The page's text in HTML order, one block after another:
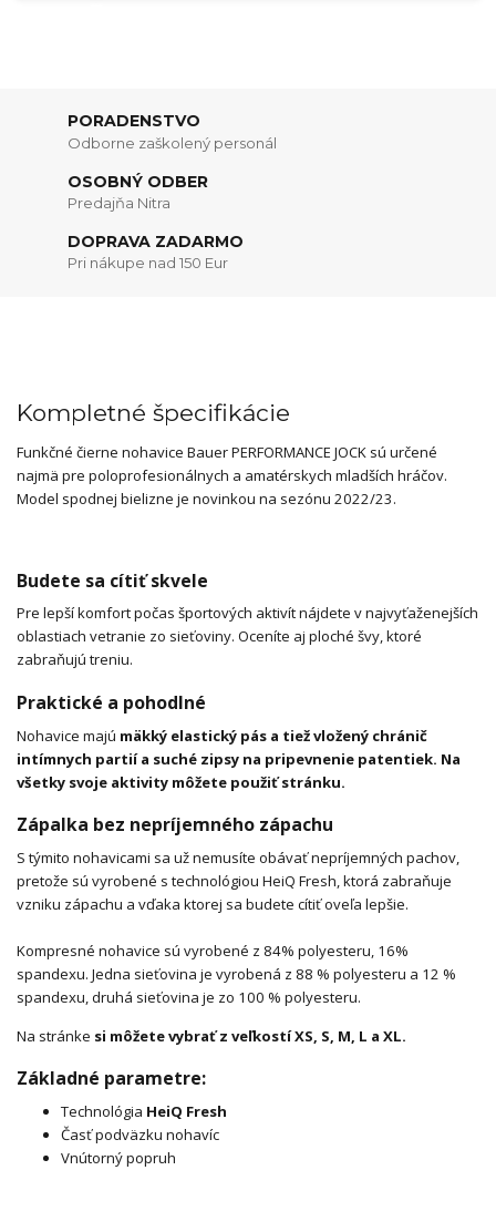
PORADENSTVO
Odborne zaškolený personál
OSOBNÝ ODBER
Predajňa Nitra
DOPRAVA ZADARMO
Pri nákupe nad 150 Eur
Kompletné špecifikácie
Funkčné čierne nohavice Bauer PERFORMANCE JOCK sú určené
najmä pre poloprofesionálnych a amatérskych mladších hráčov.
Model spodnej bielizne je novinkou na sezónu 2022/23.
Budete sa cítiť skvele
Pre lepší komfort počas športových aktivít nájdete v najvyťaženejších
oblastiach vetranie zo sieťoviny. Oceníte aj ploché švy, ktoré
zabraňujú treniu.
Praktické a pohodlné
Nohavice majú mäkký elastický pás a tiež vložený chránič
intímnych partií a suché zipsy na pripevnenie patentiek. Na
všetky svoje aktivity môžete použiť stránku.
Zápalka bez nepríjemného zápachu
S týmito nohavicami sa už nemusíte obávať nepríjemných pachov,
pretože sú vyrobené s technológiou HeiQ Fresh, ktorá zabraňuje
vzniku zápachu a vďaka ktorej sa budete cítiť oveľa lepšie.
Kompresné nohavice sú vyrobené z 84% polyesteru, 16%
spandexu. Jedna sieťovina je vyrobená z 88 % polyesteru a 12 %
spandexu, druhá sieťovina je zo 100 % polyesteru.
Na stránke si môžete vybrať z veľkostí XS, S, M, L a XL.
Základné parametre:
Technológia HeiQ Fresh
Časť podväzku nohavíc
Vnútorný popruh